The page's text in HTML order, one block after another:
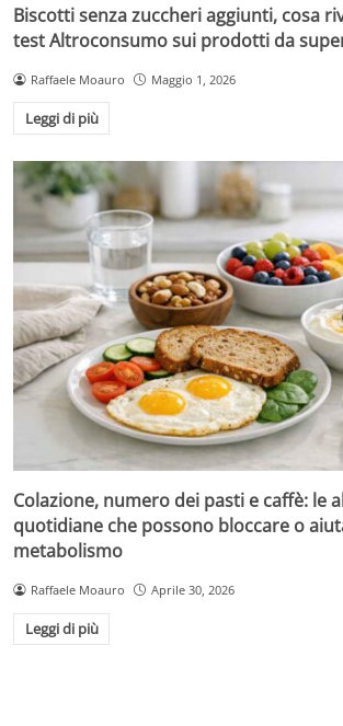
Biscotti senza zuccheri aggiunti, cosa
test Altroconsumo sui prodotti da
Raffaele Moauro Maggio 1, 2026
Leggi di più
Colazione, numero dei pasti e caffè: le
quotidiane che possono bloccare o
metabolismo
Raffaele Moauro Aprile 30, 2026
Leggi di più